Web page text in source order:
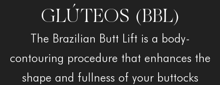
GLÚTEOS (BBL)
The Brazilian Butt Lift is a body-
contouring procedure that enhances the
shape and fullness of your buttocks